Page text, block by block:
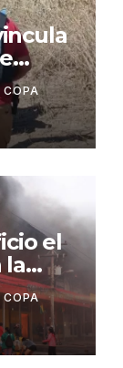
el
la
COPA